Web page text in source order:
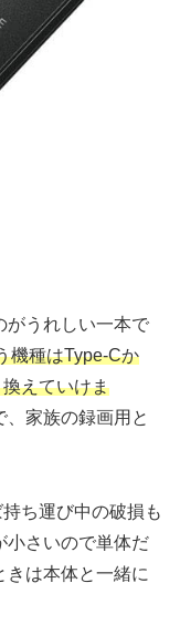
がうれしい一本で
機種はType-Cか
えていけま
家族の録画用と
ち運び中の破損も
小さいので単体だ
きは本体と一緒に